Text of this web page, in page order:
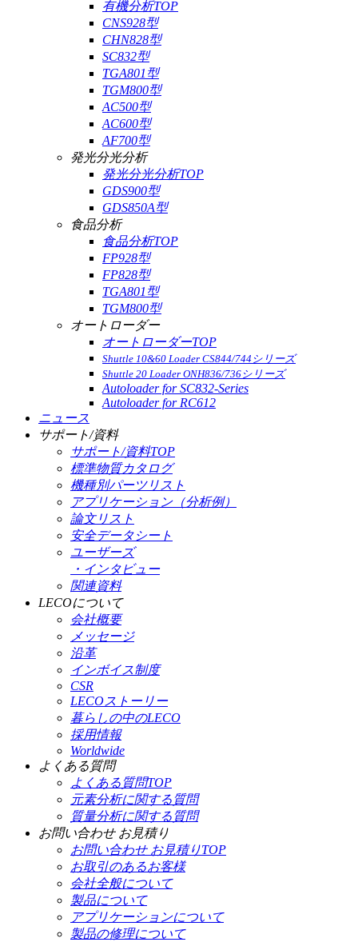
有機分析TOP
CNS928型
CHN828型
SC832型
TGA801型
TGM800型
AC500型
AC600型
AF700型
発光分光分析
発光分光分析TOP
GDS900型
GDS850A型
食品分析
食品分析TOP
FP928型
FP828型
TGA801型
TGM800型
オートローダー
オートローダーTOP
Shuttle 10&60 Loader CS844/744シリーズ
Shuttle 20 Loader ONH836/736シリーズ
Autoloader for SC832-Series
Autoloader for RC612
ニュース
サポート/資料
サポート/資料TOP
標準物質カタログ
機種別パーツリスト
アプリケーション（分析例）
論文リスト
安全データシート
ユーザーズ
・インタビュー
関連資料
LECOについて
会社概要
メッセージ
沿革
インボイス制度
CSR
LECOストーリー
暮らしの中のLECO
採用情報
Worldwide
よくある質問
よくある質問TOP
元素分析に関する質問
質量分析に関する質問
お問い合わせ お見積り
お問い合わせ お見積りTOP
お取引のあるお客様
会社全般について
製品について
アプリケーションについて
製品の修理について